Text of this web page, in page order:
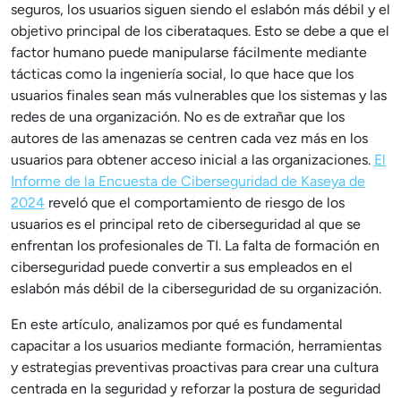
seguros, los usuarios siguen siendo el eslabón más débil y el
objetivo principal de los ciberataques. Esto se debe a que el
factor humano puede manipularse fácilmente mediante
tácticas como la ingeniería social, lo que hace que los
usuarios finales sean más vulnerables que los sistemas y las
redes de una organización. No es de extrañar que los
autores de las amenazas se centren cada vez más en los
usuarios para obtener acceso inicial a las organizaciones. El
Informe de la Encuesta de Ciberseguridad de Kaseya de
2024 reveló que el comportamiento de riesgo de los
usuarios es el principal reto de ciberseguridad al que se
enfrentan los profesionales de TI. La falta de formación en
ciberseguridad puede convertir a sus empleados en el
eslabón más débil de la ciberseguridad de su organización.
En este artículo, analizamos por qué es fundamental
capacitar a los usuarios mediante formación, herramientas
y estrategias preventivas proactivas para crear una cultura
centrada en la seguridad y reforzar la postura de seguridad